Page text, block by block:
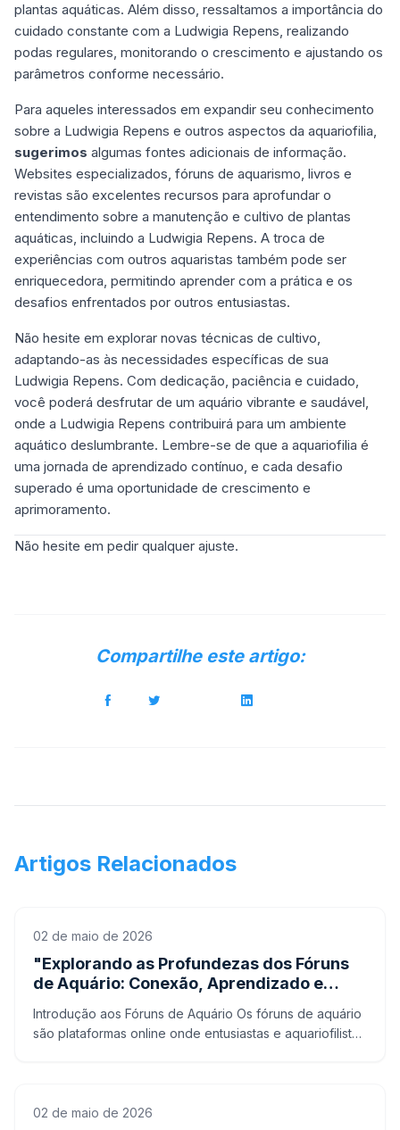
plantas aquáticas. Além disso, ressaltamos a importância do
cuidado constante com a Ludwigia Repens, realizando
podas regulares, monitorando o crescimento e ajustando os
parâmetros conforme necessário.
Para aqueles interessados em expandir seu conhecimento
sobre a Ludwigia Repens e outros aspectos da aquariofilia,
sugerimos algumas fontes adicionais de informação.
Websites especializados, fóruns de aquarismo, livros e
revistas são excelentes recursos para aprofundar o
entendimento sobre a manutenção e cultivo de plantas
aquáticas, incluindo a Ludwigia Repens. A troca de
experiências com outros aquaristas também pode ser
enriquecedora, permitindo aprender com a prática e os
desafios enfrentados por outros entusiastas.
Não hesite em explorar novas técnicas de cultivo,
adaptando-as às necessidades específicas de sua
Ludwigia Repens. Com dedicação, paciência e cuidado,
você poderá desfrutar de um aquário vibrante e saudável,
onde a Ludwigia Repens contribuirá para um ambiente
aquático deslumbrante. Lembre-se de que a aquariofilia é
uma jornada de aprendizado contínuo, e cada desafio
superado é uma oportunidade de crescimento e
aprimoramento.
Não hesite em pedir qualquer ajuste.
Compartilhe este artigo:
Artigos Relacionados
02 de maio de 2026
"Explorando as Profundezas dos Fóruns
de Aquário: Conexão, Aprendizado e
Introdução aos Fóruns de Aquário Os fóruns de aquário
são plataformas online onde entusiastas e aquariofilistas
02 de maio de 2026